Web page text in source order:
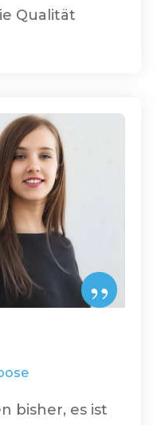
Qualität
bisher, es ist
”